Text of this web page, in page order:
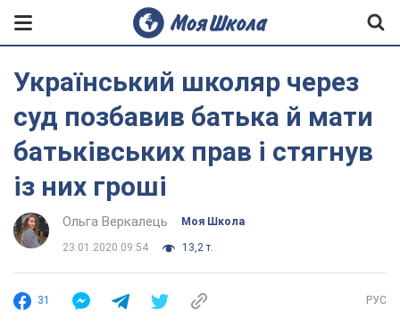
Український школяр через
суд позбавив батька й мати
батьківських прав і стягнув
із них гроші
Ольга Веркалець Моя Школа
23.01.2020 09:54 13,2 т.
31 РУС